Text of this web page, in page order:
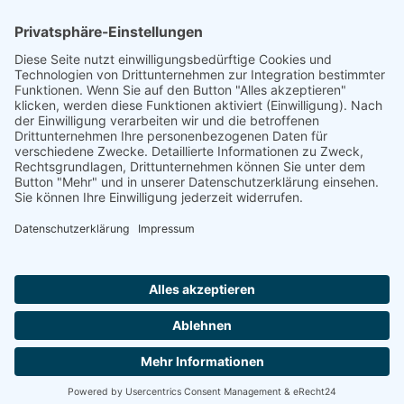
Footer
Cookie-Einstellungen Datenschutz
Impressum
intern
by